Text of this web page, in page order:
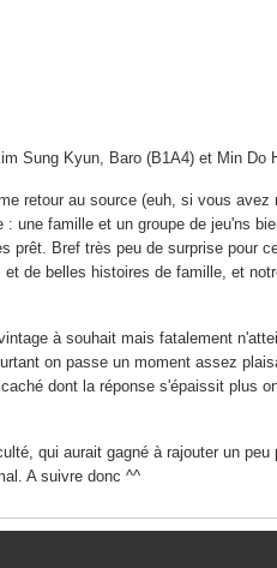
Sung Kyun, Baro (B1A4) et Min Do
retour au source (euh, si vous avez
une famille et un groupe de jeu'ns
prêt. Bref très peu de surprise pour
de belles histoires de famille, et
à souhait mais fatalement
on passe un moment assez
dont la réponse s'épaissit plus
qui aurait gagné à rajouter un peu
A suivre donc ^^